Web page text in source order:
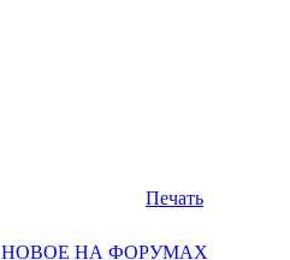
Печать
НОВОЕ НА ФОРУМАХ